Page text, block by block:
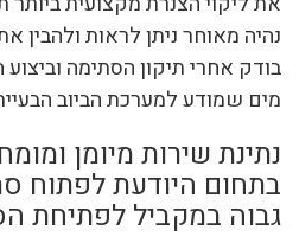
נהיה מאוחר ניתן לראות ולהבין
בודק אחרי תיקון הסתימה
מים שמודע למערכת הביוב
נתינת שירות מיומן
בתחום היודעת לפתוח
גבוה במקביל לפתיחת